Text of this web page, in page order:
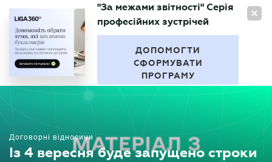
UA
БУХГАЛТЕР
"За межами звітності" Серія
професійних зустрічей
ДОПОМОГТИ
СФОРМУВАТИ
ПРОГРАМУ
Договорні відносини
Із 4 вересня буде запущено строки